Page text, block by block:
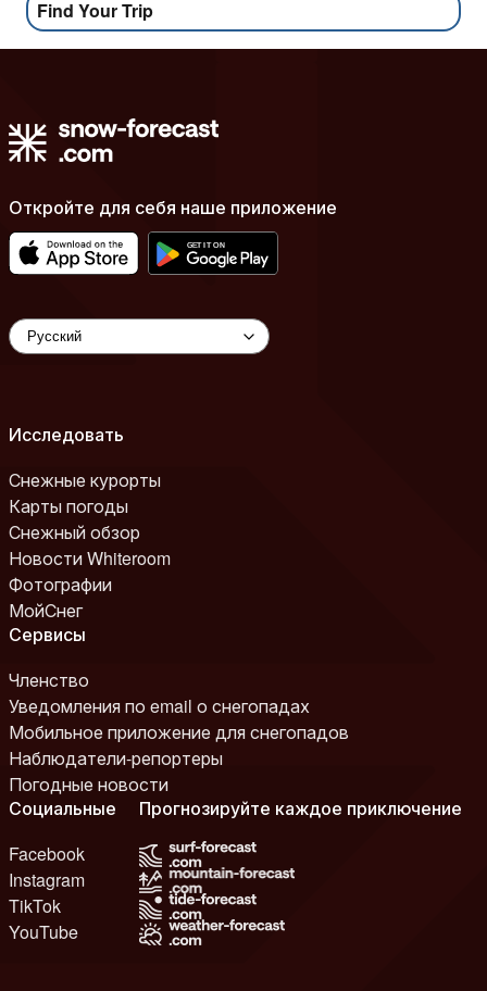
Find Your Trip
Откройте для себя наше приложение
Исследовать
Снежные курорты
Карты погоды
Снежный обзор
Новости Whiteroom
Фотографии
МойСнег
Сервисы
Членство
Уведомления по email о снегопадах
Мобильное приложение для снегопадов
Наблюдатели-репортеры
Погодные новости
Социальные
Facebook
Instagram
TikTok
YouTube
Прогнозируйте каждое приключение